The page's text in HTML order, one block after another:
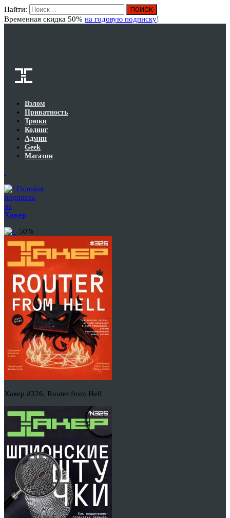
Найти:
Временная скидка 50% на годовую подписку!
Взлом
Приватность
Трюки
Кодинг
Админ
Geek
Магазин
Годовая
подписка
на
Хакер
-50%
Хакер #326. Router from Hell